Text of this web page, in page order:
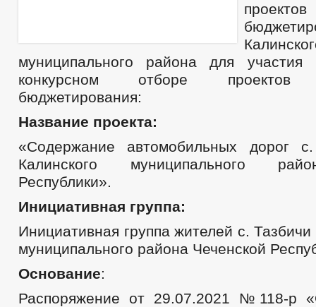
муниципального района для участия
конкурсном отборе проектов
бюджетирования:
Название проекта:
«Содержание автомобильных дорог
Калинского муниципального
Республики».
Инициативная группа:
Инициативная группа жителей с.
муниципального района Чеченской
Основание:
Распоряжение от 29.07.2021 №118-р